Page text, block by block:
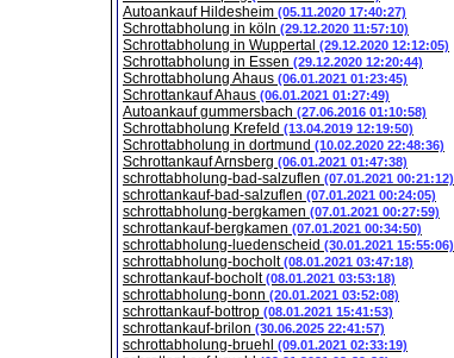
Autoankauf Hildesheim (05.11.2020 17:40:27)
Schrottabholung in köln (29.12.2020 11:57:10)
Schrottabholung in Wuppertal (29.12.2020 12:12:05)
Schrottabholung in Essen (29.12.2020 12:20:44)
Schrottabholung Ahaus (06.01.2021 01:23:45)
Schrottankauf Ahaus (06.01.2021 01:27:49)
Autoankauf gummersbach (27.06.2016 01:10:58)
Schrottabholung Krefeld (13.04.2019 12:19:50)
Schrottabholung in dortmund (10.02.2020 22:48:36)
Schrottankauf Arnsberg (06.01.2021 01:47:38)
schrottabholung-bad-salzuflen (07.01.2021 00:21:12)
schrottankauf-bad-salzuflen (07.01.2021 00:24:05)
schrottabholung-bergkamen (07.01.2021 00:27:59)
schrottankauf-bergkamen (07.01.2021 00:34:50)
schrottabholung-luedenscheid (30.01.2021 15:55:06)
schrottabholung-bocholt(08.01.2021 03:47:18)
schrottankauf-bocholt(08.01.2021 03:53:18)
schrottabholung-bonn (20.01.2021 03:52:08)
schrottankauf-bottrop (08.01.2021 15:41:53)
schrottankauf-brilon (30.06.2025 22:41:57)
schrottabholung-bruehl (09.01.2021 02:33:19)